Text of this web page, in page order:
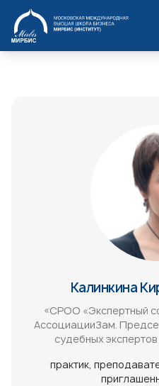
МИРБИС
Калинкина
«СРОО «Экспертный
АссоциацииЗам.
судебных
практик